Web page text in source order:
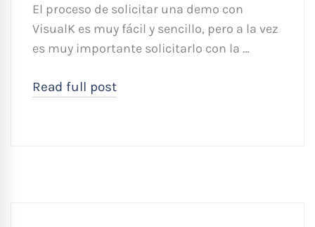
El proceso de solicitar una demo con
VisualK es muy fácil y sencillo, pero a la vez
es muy importante solicitarlo con la …
Read full post